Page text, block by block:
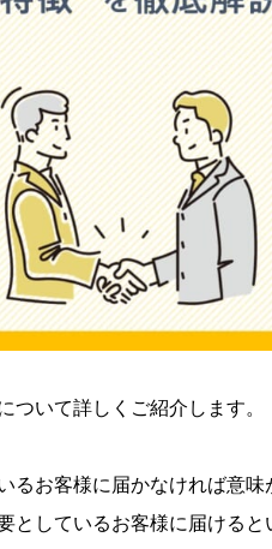
ついて詳しくご紹介します。
お客様に届かなければ意味
しているお客様に届ける